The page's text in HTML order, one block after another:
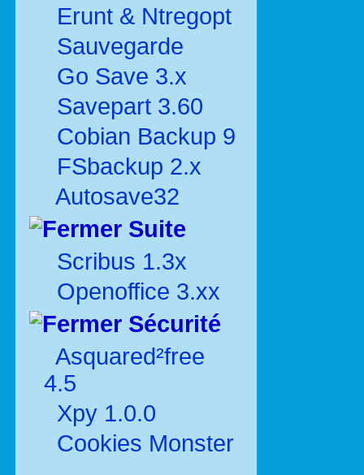
Erunt & Ntregopt
Sauvegarde
Go Save 3.x
Savepart 3.60
Cobian Backup 9
FSbackup 2.x
Autosave32
Suite
Scribus 1.3x
Openoffice 3.xx
Sécurité
Asquared²free
4.5
Xpy 1.0.0
Cookies Monster